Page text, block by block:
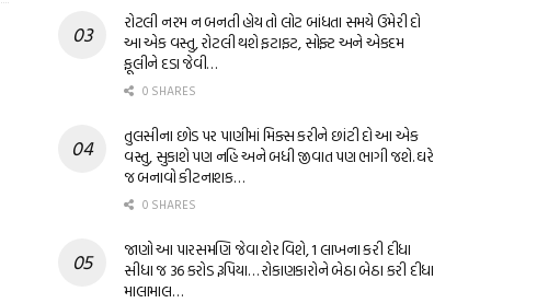
રોટલી નરમ ન બનતી હોય તો લોટ બાંધતા સમયે ઉમેરી દો
આ એક વસ્તુ, રોટલી થશે ફટાફટ, સોફ્ટ અને એકદમ
ફૂલીને દડા જેવી…
0 SHARES
તુલસીના છોડ પર પાણીમાં મિક્સ કરીને છાંટી દો આ એક
વસ્તુ, સુકાશે પણ નહિ અને બધી જીવાત પણ ભાગી જશે. ઘરે
જ બનાવો કીટનાશક…
0 SHARES
જાણો આ પારસમણિ જેવા શેર વિશે, 1 લાખના કરી દીધા
સીધા જ 36 કરોડ રૂપિયા… રોકાણકારોને બેઠા બેઠા કરી દીધા
માલામાલ…